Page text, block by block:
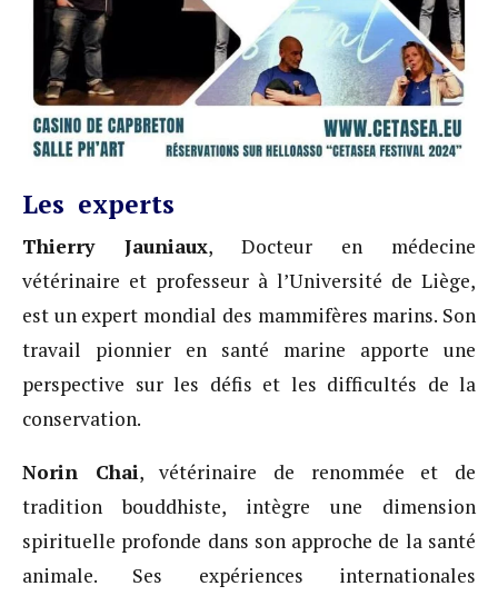
Les experts
Thierry Jauniaux, Docteur en médecine
vétérinaire et professeur à l’Université de Liège,
est un expert mondial des mammifères marins. Son
travail pionnier en santé marine apporte une
perspective sur les défis et les difficultés de la
conservation.
Norin Chai, vétérinaire de renommée et de
tradition bouddhiste, intègre une dimension
spirituelle profonde dans son approche de la santé
animale. Ses expériences internationales